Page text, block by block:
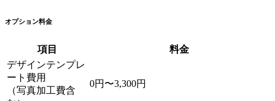
オプション料金
項目
料金
デザインテンプレ
ート費用
（写真加工費含
0円〜3,300円